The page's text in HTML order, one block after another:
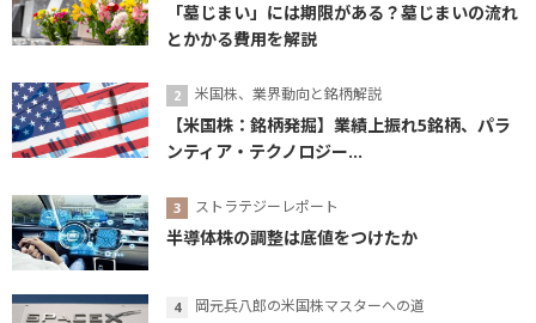
「墓じまい」には期限がある？墓じまいの流れ
とかかる費用を解説
米国株、業界動向と銘柄解説
【米国株：銘柄発掘】業績上振れ5銘柄、パラ
ンティア・テクノロジー...
ストラテジーレポート
半導体株の調整は底値をつけたか
岡元兵八郎の米国株マスターへの道